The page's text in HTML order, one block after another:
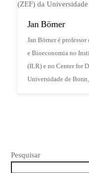
Jan Börner
Jan Börner é
e Bioeconomia no
(ILR) e no Center for
Universidade de Bonn,
Pesquisar